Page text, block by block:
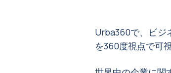
Urba360で、ビジ
を360度視点で可